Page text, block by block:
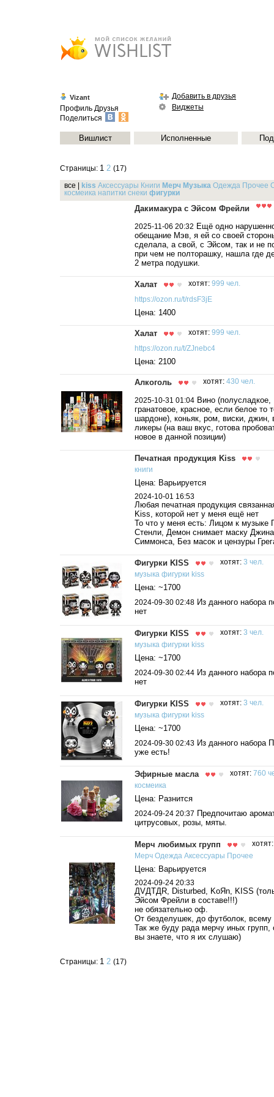
Vizant
Профиль Друзья
Поделиться
Добавить в друзья
Виджеты
Вишлист Исполненные
Страницы: 1 2 (17)
все kiss Аксессуары Книги Мерч Музыка Одежда Прочее
космеика напитки снеки фигурки
Дакимакура с Эйсом Фрейли
2025-11-06 20:32 Ещё одно
обещание Мэв, я ей со своей
сделала, а свой, с Эйсом, так и не
при чем не полторашку, нашла где
2 метра подушки.
Халат хотят: 999 чел.
https://ozon.ru/t/rdsF3jE
Цена: 1400
Халат хотят: 999 чел.
https://ozon.ru/t/ZJnebc4
Цена: 2100
Алкоголь хотят: 430 чел.
2025-10-31 01:04 Вино (полусладкое,
гранатовое, красное, если белое то
шардоне), коньяк, ром, виски, джин,
ликеры (на ваш вкус, готова
новое в данной позиции)
Печатная продукция Kiss
книги
Цена: Варьируется
2024-10-01 16:53
Любая печатная продукция
Kiss, которой нет у меня ещё нет
То что у меня есть: Лицом к музыке
Стенли, Демон снимает маску Джина
Симмонса, Без масок и цензуры
Фигурки KISS хотят: 3 чел.
музыка фигурки kiss
Цена: ~1700
2024-09-30 02:48 Из данного набора
нет
Фигурки KISS хотят: 3 чел.
музыка фигурки kiss
Цена: ~1700
2024-09-30 02:44 Из данного набора
нет
Фигурки KISS хотят: 3 чел.
музыка фигурки kiss
Цена: ~1700
2024-09-30 02:43 Из данного набора
уже есть!
Эфирные масла хотят: 760
космеика
Цена: Разнится
2024-09-24 20:37 Предпочитаю
цитрусовых, розы, мяты.
Мерч любимых групп
Мерч Одежда Аксессуары Прочее
Цена: Варьируется
2024-09-24 20:33
ДVДTДR, Disturbed, KoЯn, KISS
Эйсом Фрейли в составе!!!)
не обязательно оф.
От безделушек, до футболок, всему
Так же буду рада мерчу иных групп,
вы знаете, что я их слушаю)
Страницы: 1 2 (17)